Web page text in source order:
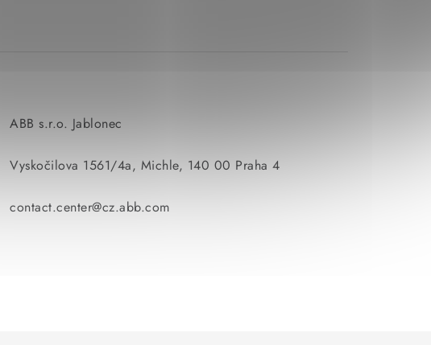
ABB s.r.o. Jablonec
Vyskočilova 1561/4a, Michle, 140 00 Praha 4
contact.center@cz.abb.com